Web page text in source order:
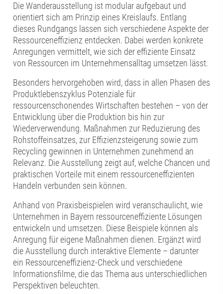
Die Wanderausstellung ist modular aufgebaut und
orientiert sich am Prinzip eines Kreislaufs. Entlang
dieses Rundgangs lassen sich verschiedene Aspekte der
Ressourceneffizienz entdecken. Dabei werden konkrete
Anregungen vermittelt, wie sich der effiziente Einsatz
von Ressourcen im Unternehmensalltag umsetzen lässt.
Besonders hervorgehoben wird, dass in allen Phasen des
Produktlebenszyklus Potenziale für
ressourcenschonendes Wirtschaften bestehen – von der
Entwicklung über die Produktion bis hin zur
Wiederverwendung. Maßnahmen zur Reduzierung des
Rohstoffeinsatzes, zur Effizienzsteigerung sowie zum
Recycling gewinnen in Unternehmen zunehmend an
Relevanz. Die Ausstellung zeigt auf, welche Chancen und
praktischen Vorteile mit einem ressourceneffizienten
Handeln verbunden sein können.
Anhand von Praxisbeispielen wird veranschaulicht, wie
Unternehmen in Bayern ressourceneffiziente Lösungen
entwickeln und umsetzen. Diese Beispiele können als
Anregung für eigene Maßnahmen dienen. Ergänzt wird
die Ausstellung durch interaktive Elemente – darunter
ein Ressourceneffizienz-Check und verschiedene
Informationsfilme, die das Thema aus unterschiedlichen
Perspektiven beleuchten.